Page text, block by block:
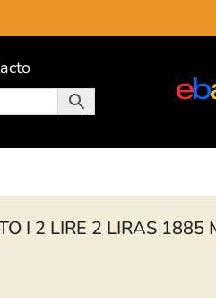
I 2 LIRE 2 LIRAS 1885